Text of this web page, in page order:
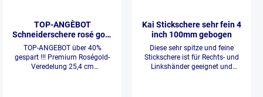
TOP-ANGÈBOT
Schneiderschere rosé gold
(25,4cm / 10")
TOP-ANGEBOT über 40%
gespart !!! Premium Roségold-
Veredelung 25,4 cm
Kai Stickschere sehr fein 4
inch 100mm gebogen
Diese sehr spitze und feine
Stickschere ist für Rechts- und
Linkshänder geeignet und